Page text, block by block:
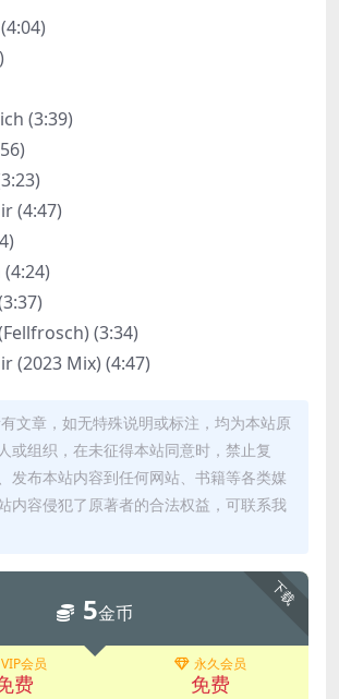
(3:39)
(4:47)
(3:34)
(2023 Mix) (4:47)
文章，如无特殊说明或标注，均为本站原
或组织，在未征得本站同意时，禁止复
发布本站内容到任何网站、书籍等各类媒
内容侵犯了原著者的合法权益，可联系我
下载
5金币
VIP会员
费
永久会员
免费